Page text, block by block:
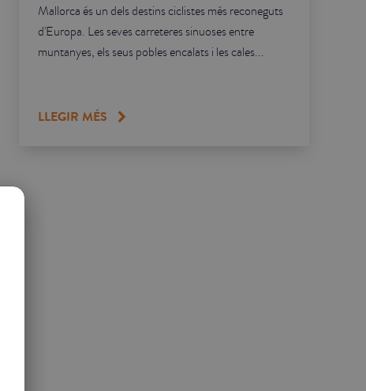
Mallorca és un dels destins ciclistes més reconeguts
d'Europa. Les seves carreteres sinuoses entre
muntanyes, els seus pobles encalats i les cales...
LLEGIR MÉS